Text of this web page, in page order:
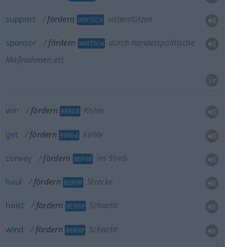
support fördern WIRTSCH unterstützen
sponsor fördern WIRTSCH durch handelspolitische
Maßnahmen etc
win fördern BERGB Kohle
get fördern BERGB Kohle
convey fördern BERGB im Streb
haul fördern BERGB Strecke
hoist fördern BERGB Schacht
wind fördern BERGB Schacht